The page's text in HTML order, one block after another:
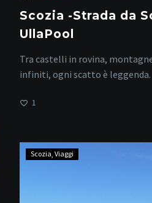
Scozia -Strada da
UllaPool
Tra castelli in rovina,
infiniti, ogni scatto è leggenda.
1
Scozia Viaggi